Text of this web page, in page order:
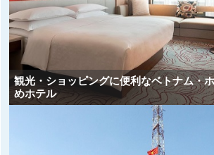
観光・ショッピングに便利なベトナム・
めホテル